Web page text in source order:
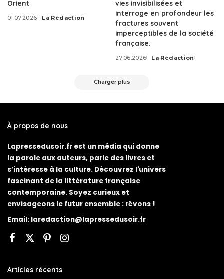
Orient
01.07.2026
Posted
La Rédaction
vies invisibilisées et
interroge en profondeur les
fractures souvent
imperceptibles de la société
française.
27.06.2026
Posted
La Rédaction
Charger plus
À propos de nous
Lapressedusoir.fr est un média qui donne
la parole aux auteurs, parle des livres et
s’intéresse à la culture. Découvrez l'univers
fascinant de la littérature française
contemporaine. Soyez curieux et
envisageons le futur ensemble : rêvons !
Email: laredaction@lapressedusoir.fr
Articles récents